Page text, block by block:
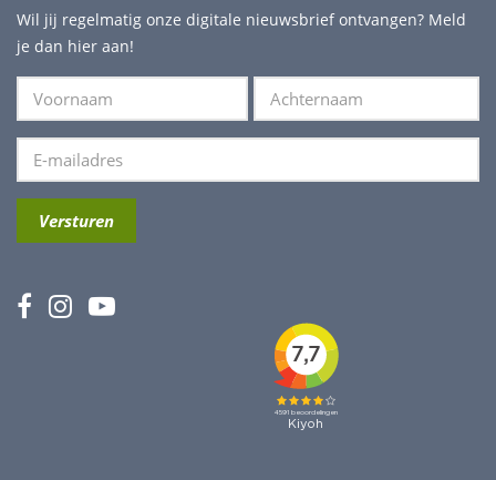
Wil jij regelmatig onze digitale nieuwsbrief ontvangen? Meld
je dan hier aan!